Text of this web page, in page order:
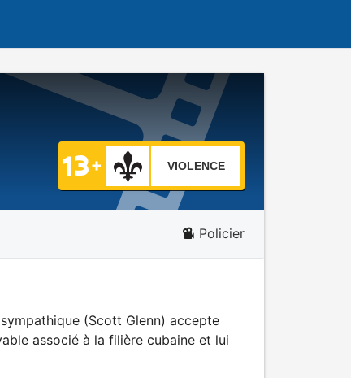
VIOLENCE
Policier
(Scott Glenn) accepte
associé à la filière cubaine et lui